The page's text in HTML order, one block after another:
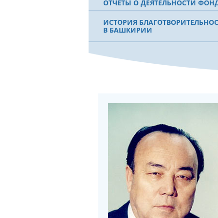
ОТЧЕТЫ О ДЕЯТЕЛЬНОСТИ
ИСТОРИЯ
В БАШКИРИИ
МУРТАЗЕ РАХИМОВЕ